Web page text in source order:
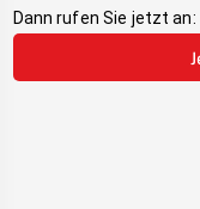
Dann rufen Sie jetzt an: